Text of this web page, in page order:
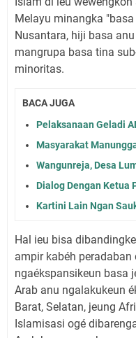
Melayu minangka
Nusantara, hiji basa
mangrupa basa tina
minoritas.
BACA JUGA
Pelaksanaan Geladi
Masyarakat
Wangunreja, Desa
Dialog Dengan Ketua
Kartini Lain Ngan
Hal ieu bisa
ampir kabéh
ngaékspansikeun basa
Arab anu ngalakukeun
Barat, Selatan, jeung
Islamisasi ogé